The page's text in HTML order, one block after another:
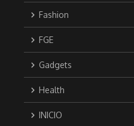
Fashion
FGE
Gadgets
Health
INICIO